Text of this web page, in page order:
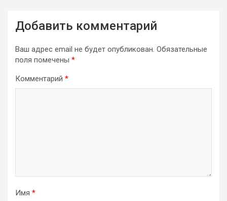
Добавить комментарий
Ваш адрес email не будет опубликован. Обязательные
поля помечены *
Комментарий *
Имя *